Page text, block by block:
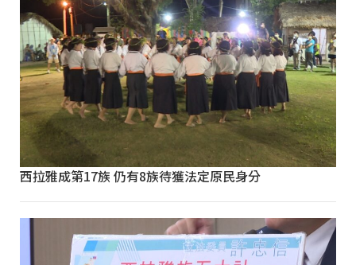
西拉雅成第17族 仍有8族待獲法定原民身分